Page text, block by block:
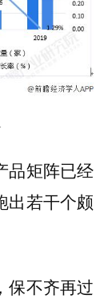
品矩阵已经
出若干个颇
保不齐再过